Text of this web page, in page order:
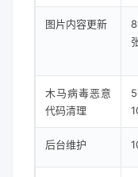
图片内容更新
木马病毒恶意
代码清理
后台维护